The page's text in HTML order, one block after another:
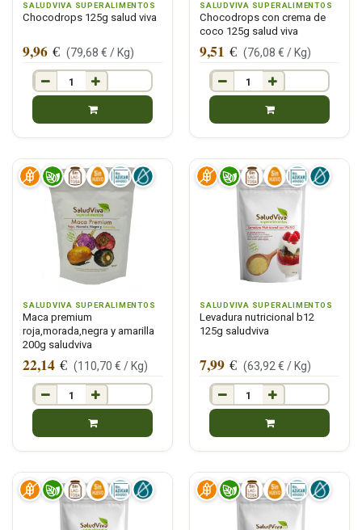
SALUDVIVA SUPERALIMENTOS
Chocodrops 125g salud viva
9,96 € (79,68 € / Kg)
SALUDVIVA SUPERALIMENTOS
Chocodrops con crema de
coco 125g salud viva
9,51 € (76,08 € / Kg)
SALUDVIVA SUPERALIMENTOS
Maca premium
roja,morada,negra y amarilla
200g saludviva
22,14 € (110,70 € / Kg)
SALUDVIVA SUPERALIMENTOS
Levadura nutricional b12
125g saludviva
7,99 € (63,92 € / Kg)